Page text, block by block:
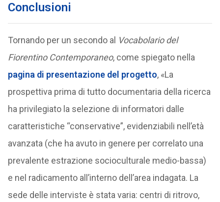
Conclusioni
Tornando per un secondo al Vocabolario del
Fiorentino Contemporaneo, come spiegato nella
pagina di presentazione del progetto, «La
prospettiva prima di tutto documentaria della ricerca
ha privilegiato la selezione di informatori dalle
caratteristiche “conservative”, evidenziabili nell’età
avanzata (che ha avuto in genere per correlato una
prevalente estrazione socioculturale medio-bassa)
e nel radicamento all’interno dell’area indagata. La
sede delle interviste è stata varia: centri di ritrovo,